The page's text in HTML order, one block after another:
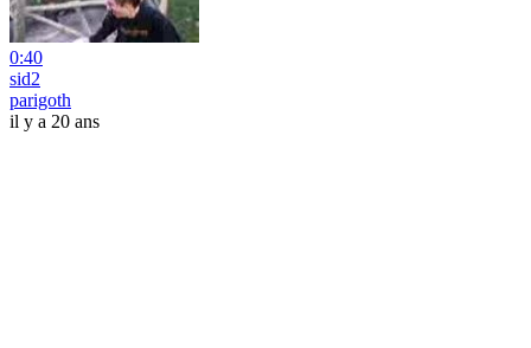
0:40
sid2
parigoth
il y a 20 ans